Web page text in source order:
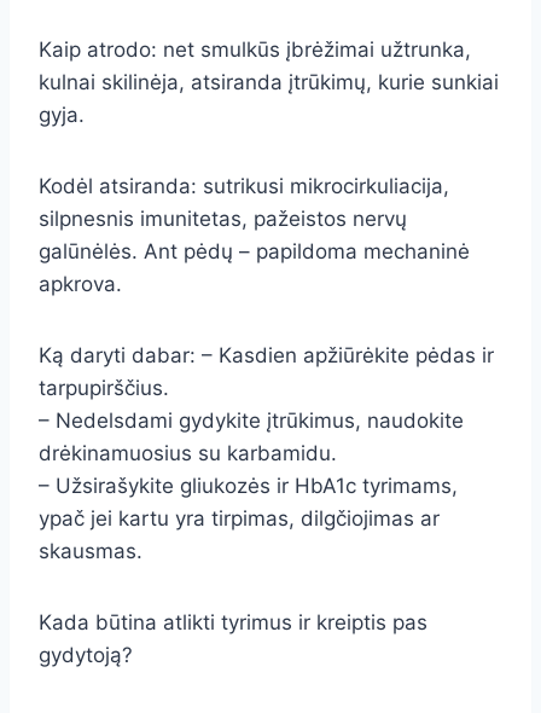
Kaip atrodo: net smulkūs įbrėžimai užtrunka,
kulnai skilinėja, atsiranda įtrūkimų, kurie sunkiai
gyja.
Kodėl atsiranda: sutrikusi mikrocirkuliacija,
silpnesnis imunitetas, pažeistos nervų
galūnėlės. Ant pėdų – papildoma mechaninė
apkrova.
Ką daryti dabar: – Kasdien apžiūrėkite pėdas ir
tarpupirščius.
– Nedelsdami gydykite įtrūkimus, naudokite
drėkinamuosius su karbamidu.
– Užsirašykite gliukozės ir HbA1c tyrimams,
ypač jei kartu yra tirpimas, dilgčiojimas ar
skausmas.
Kada būtina atlikti tyrimus ir kreiptis pas
gydytoją?